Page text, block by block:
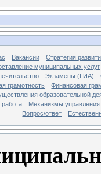
Вакансии
Стратегия
муниципальных услуг
Экзамены (ГИА)
грамотность
Финансовая
образовательной
Механизмы управления
Вопрос/ответ